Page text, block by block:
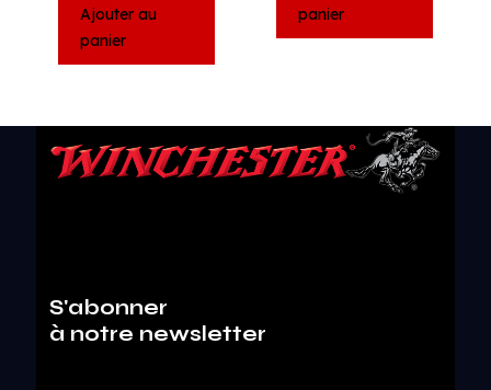
Ajouter au
panier
panier
S'abonner
à notre newsletter